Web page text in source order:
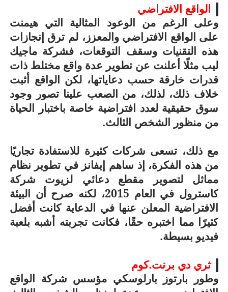
الواقع الافتراضي
وعلى الرغم من الوعود المثالية التي هيمنت
على الواقع الافتراضي والمعزز، لم ترق إنجازات
هذه التقنيات وسقف التوقعات، فشركة ماجيك
ليب مثلًا أعلنت عن تطوير عدة واقع مختلط ذات
قدرات خارقة حسب دعاياتها، لكن الواقع أثبت
خلاف ذلك، لذلك، من الصعب علينا تصور وجود
سوق حقيقية لعدد افتراضية خاصة باختبار الحياة
من منظور الشخص الثالث.
مع ذلك، تسعى شركات كثيرة للاستفادة تجاريًا
من هذه الفكرة، إذ ساهم إيفانز في تطوير نظام
مماثل لتصوير مقطع دعائي لزيوت شركة
كاسترول في العام 2015، لكنه صرح أن البيئة
الافتراضية المعلن عنها في الدعاية كانت أفضل
كثيرًا مما اختبره حقًا، فكانت تجربته أشبه بلعبة
فيديو بسيطة.
ثري دي برنت.كوم
وطور بارتوز بارلوسكي مؤسس شركة الواقع